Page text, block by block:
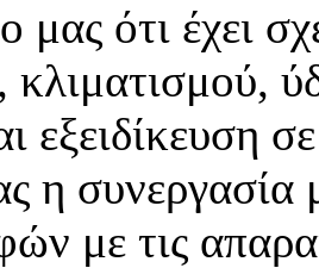
μας ότι έχει
κλιματισμού,
εξειδίκευση
η συνεργασία
με τις